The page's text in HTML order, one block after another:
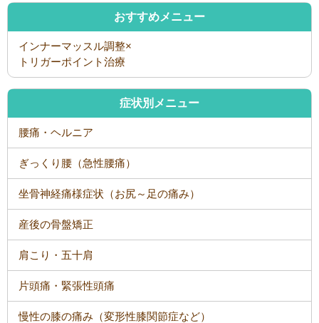
おすすめメニュー
インナーマッスル調整×
トリガーポイント治療
症状別メニュー
腰痛・ヘルニア
ぎっくり腰（急性腰痛）
坐骨神経痛様症状（お尻～足の痛み）
産後の骨盤矯正
肩こり・五十肩
片頭痛・緊張性頭痛
慢性の膝の痛み（変形性膝関節症など）